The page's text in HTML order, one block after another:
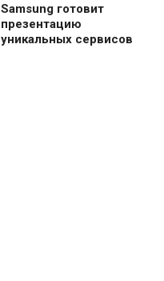
Samsung готовит
презентацию
уникальных сервисов